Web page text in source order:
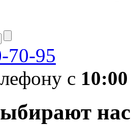
70-95
с 10:00
нас